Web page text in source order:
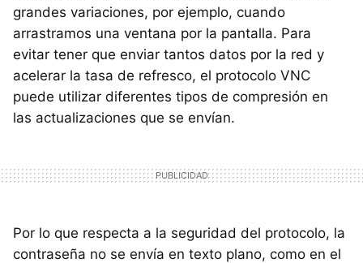
grandes variaciones, por ejemplo, cuando
arrastramos una ventana por la pantalla. Para
evitar tener que enviar tantos datos por la red y
acelerar la tasa de refresco, el protocolo VNC
puede utilizar diferentes tipos de compresión en
las actualizaciones que se envían.
Por lo que respecta a la seguridad del protocolo, la
contraseña no se envía en texto plano, como en el